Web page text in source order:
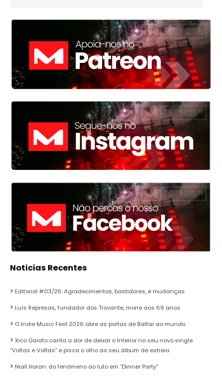
Noticias Recentes
Editorial #03/26: Agradecimentos, bastidores, e mudanças
Luís Represas, fundador dos Trovante, morre aos 69 anos
O Indie Music Fest 2026 abre as portas de Baltar ao mundo
Xico Gaiato canta a dor de deixar o Interior no seu novo single
“Voltas e Voltas” e pisca o olho ao seu álbum de estreia
Niall Horan: do fenómeno ao luto em “Dinner Party”